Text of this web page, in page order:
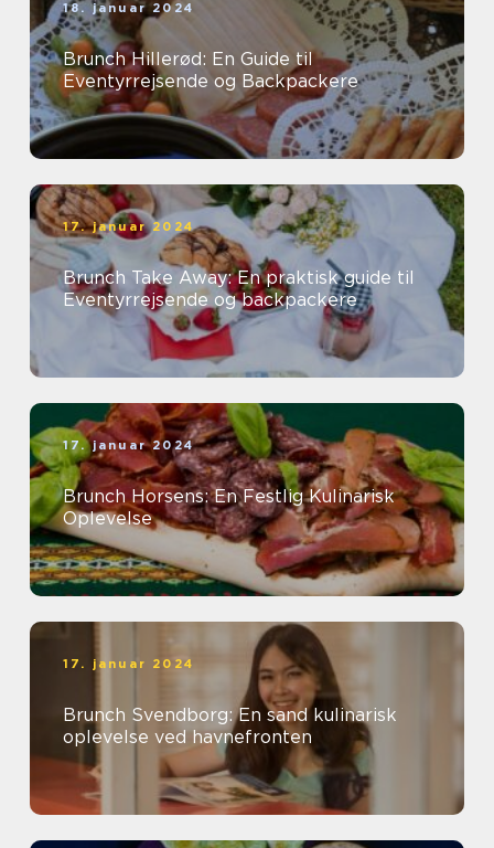
18. januar 2024
Brunch Hillerød: En Guide til
Eventyrrejsende og Backpackere
17. januar 2024
Brunch Take Away: En praktisk guide til
Eventyrrejsende og backpackere
17. januar 2024
Brunch Horsens: En Festlig Kulinarisk
Oplevelse
17. januar 2024
Brunch Svendborg: En sand kulinarisk
oplevelse ved havnefronten